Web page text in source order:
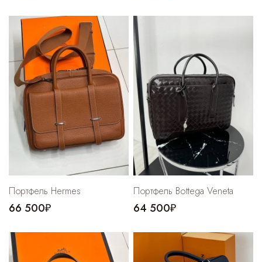
Портфель Hermes
66 500₽
Портфель Bottega Veneta
64 500₽